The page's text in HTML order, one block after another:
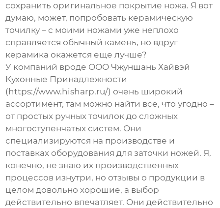
сохранить оригинальное покрытие ножа. Я вот
думаю, может, попробовать керамическую
точилку – с моими ножами уже неплохо
справляется обычный камень, но вдруг
керамика окажется еще лучше?
У компаний вроде ООО Чжуншань Хайвэй
Кухонные Принадлежности
(https://www.hisharp.ru/) очень широкий
ассортимент, там можно найти все, что угодно –
от простых ручных точилок до сложных
многоступенчатых систем. Они
специализируются на производстве и
поставках оборудования для заточки ножей. Я,
конечно, не знаю их производственных
процессов изнутри, но отзывы о продукции в
целом довольно хорошие, а выбор
действительно впечатляет. Они действительно